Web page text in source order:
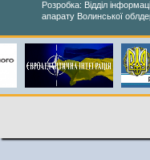
Розробка: Відділ
апарату Волинської